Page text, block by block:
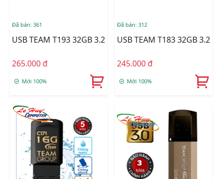
Đã bán: 361
USB TEAM T193 32GB 3.2
265.000 đ
Mới 100%
Đã bán: 312
USB TEAM T183 32GB 3.2
245.000 đ
Mới 100%